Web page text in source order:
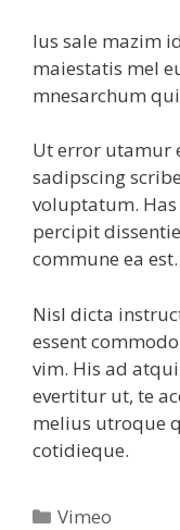
Ius sale mazim
maiestatis mel
mnesarchum
Ut error utamur
sadipscing
voluptatum. Has
percipit
commune ea est.
Nisl dicta
essent
vim. His ad
evertitur ut, te
melius utroque
cotidieque.
Categorías
Vimeo